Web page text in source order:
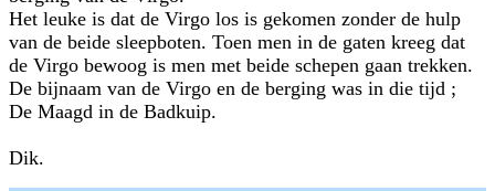
Het leuke is dat de Virgo los is gekomen zonder de hulp
van de beide sleepboten. Toen men in de gaten kreeg dat
de Virgo bewoog is men met beide schepen gaan trekken.
De bijnaam van de Virgo en de berging was in die tijd ;
De Maagd in de Badkuip.
Dik.